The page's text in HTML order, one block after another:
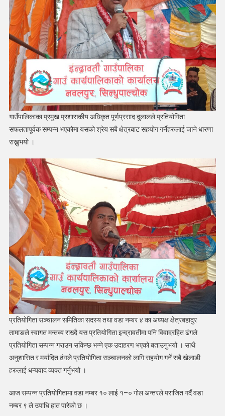
गाउँपालिकाका प्रमुख प्रशासकीय अधिकृत पूर्णप्रसाद दुलालले प्रतियोगिता
सफलतापूर्वक सम्पन्न भएकोमा यसको श्रेय सबै क्षेत्रबाट सहयोग गर्नेहरुलाई जाने धारणा
राख्नुभयो ।
प्रतियोगिता सञ्चालन समितिका सदस्य तथा वडा नम्बर ४ का अध्यक्ष क्षेत्रबहादुर
तामाङले स्वागत मन्तव्य राख्दै यस प्रतियोगिता इन्द्रावतीमा पनि विवादरहित ढंगले
प्रतियोगिता सम्पन्न गराउन सकिन्छ भन्ने एक उदाहरण भएको बताउनुभयो । साथै
अनुशासित र मर्यादित ढंगले प्रतियोगिता सञ्चालनको लागि सहयोग गर्ने सबै खेलाडी
हरुलाई धन्यवाद व्यक्त गर्नुभयो ।
आज सम्पन्न प्रतियोगितामा वडा नम्बर १० लाई १–० गोल अन्तरले पराजित गर्दै वडा
नम्बर ९ ले उपाधि हात पारेको छ ।